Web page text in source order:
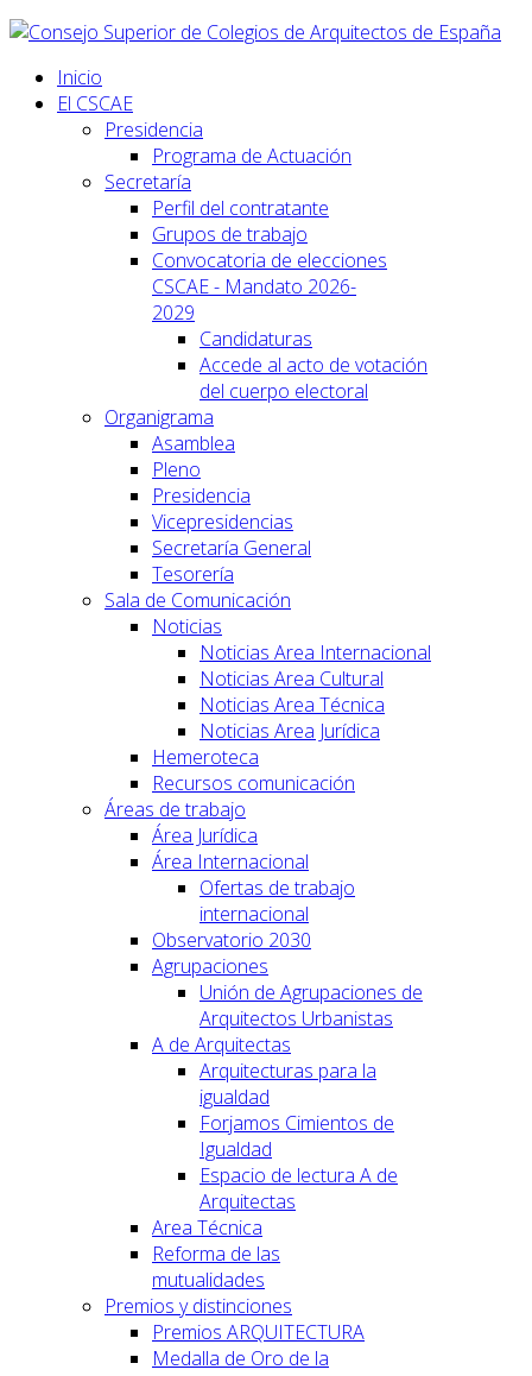
Inicio
El CSCAE
Presidencia
Programa de Actuación
Secretaría
Perfil del contratante
Grupos de trabajo
Convocatoria de elecciones
CSCAE - Mandato 2026-
2029
Candidaturas
Accede al acto de votación
del cuerpo electoral
Organigrama
Asamblea
Pleno
Presidencia
Vicepresidencias
Secretaría General
Tesorería
Sala de Comunicación
Noticias
Noticias Area Internacional
Noticias Area Cultural
Noticias Area Técnica
Noticias Area Jurídica
Hemeroteca
Recursos comunicación
Áreas de trabajo
Área Jurídica
Área Internacional
Ofertas de trabajo
internacional
Observatorio 2030
Agrupaciones
Unión de Agrupaciones de
Arquitectos Urbanistas
A de Arquitectas
Arquitecturas para la
igualdad
Forjamos Cimientos de
Igualdad
Espacio de lectura A de
Arquitectas
Area Técnica
Reforma de las
mutualidades
Premios y distinciones
Premios ARQUITECTURA
Medalla de Oro de la